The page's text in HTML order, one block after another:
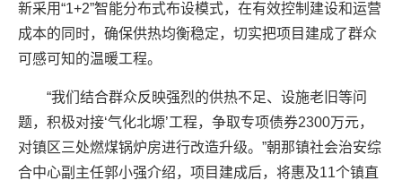
新采用“1+2”智能分布式布设模式，在有效控制建设和运营
成本的同时，确保供热均衡稳定，切实把项目建成了群众
可感可知的温暖工程。
“我们结合群众反映强烈的供热不足、设施老旧等问
题，积极对接‘气化北塬’工程，争取专项债券2300万元，
对镇区三处燃煤锅炉房进行改造升级。”朝那镇社会治安综
合中心副主任郭小强介绍，项目建成后，将惠及11个镇直